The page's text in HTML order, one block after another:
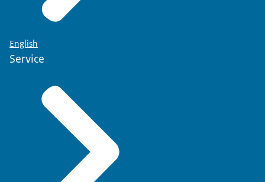
English
Service